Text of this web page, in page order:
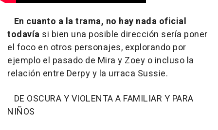
En cuanto a latrama, no hay nada oficial
todavía si bien una posible dirección sería poner
el foco en otros personajes, explorando por
ejemplo el pasado de Mira y Zoey o incluso la
relación entre Derpy y la urraca Sussie.
DE OSCURA Y VIOLENTA A FAMILIAR Y PARA
NIÑOS